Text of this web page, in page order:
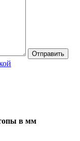
в мм